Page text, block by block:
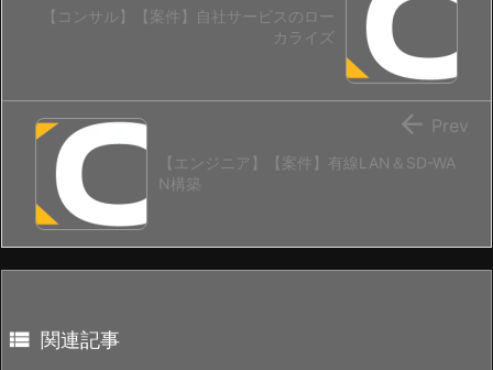
【コンサル】【案件】自社サービスのロー
カライズ
【エンジニア】【案件】有線LAN＆SD-WA
N構築
 Prev
 関連記事